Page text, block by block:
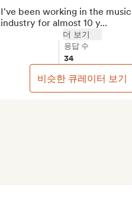
I've been working in the music
industry for almost 10 y...
더 보기
응답 수
34
비슷한 큐레이터 보기